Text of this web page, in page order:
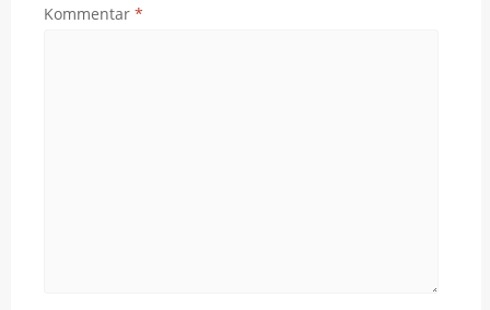
Kommentar *